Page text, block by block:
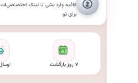
کافیه وارد بشی تا لینکِ
برای تو.
۷ روز بازگشت